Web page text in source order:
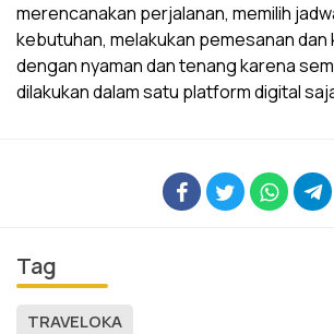
merencanakan perjalanan, memilih
kebutuhan, melakukan pemesanan dan
dengan nyaman dan tenang karena
dilakukan dalam satu platform digital
Tag
TRAVELOKA